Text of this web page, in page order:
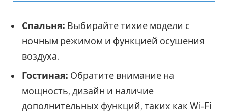
Спальня: Выбирайте тихие модели с
ночным режимом и функцией осушения
воздуха.
Гостиная: Обратите внимание на
мощность, дизайн и наличие
дополнительных функций, таких как Wi-Fi